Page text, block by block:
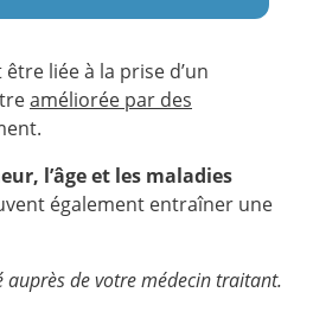
liée à la prise d’un
améliorée par des
l’âge et les maladies
également entraîner une
de votre médecin traitant.